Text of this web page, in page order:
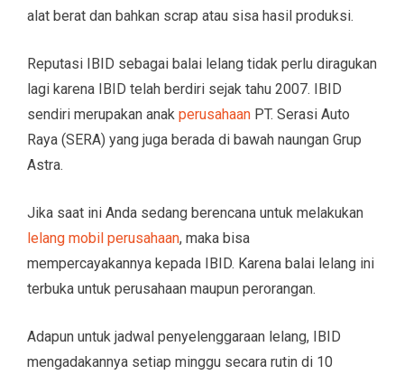
alat berat dan bahkan scrap atau sisa hasil produksi.
Reputasi IBID sebagai balai lelang tidak perlu diragukan
lagi karena IBID telah berdiri sejak tahu 2007. IBID
sendiri merupakan anak perusahaan PT. Serasi Auto
Raya (SERA) yang juga berada di bawah naungan Grup
Astra.
Jika saat ini Anda sedang berencana untuk melakukan
lelang mobil perusahaan, maka bisa
mempercayakannya kepada IBID. Karena balai lelang ini
terbuka untuk perusahaan maupun perorangan.
Adapun untuk jadwal penyelenggaraan lelang, IBID
mengadakannya setiap minggu secara rutin di 10